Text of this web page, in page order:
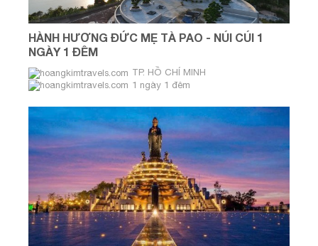
HÀNH HƯƠNG ĐỨC MẸ TÀ PAO - NÚI CÚI 1
NGÀY 1 ĐÊM
TP. HỒ CHÍ MINH
1 ngày 1 đêm